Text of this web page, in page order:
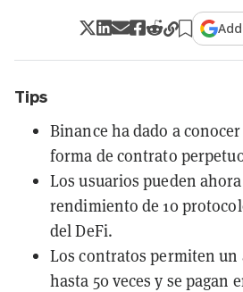
Tips
Binance ha dado a
forma de contrato
Los usuarios pueden
rendimiento de 10
del DeFi.
Los contratos permiten un
hasta 50 veces y se pagan